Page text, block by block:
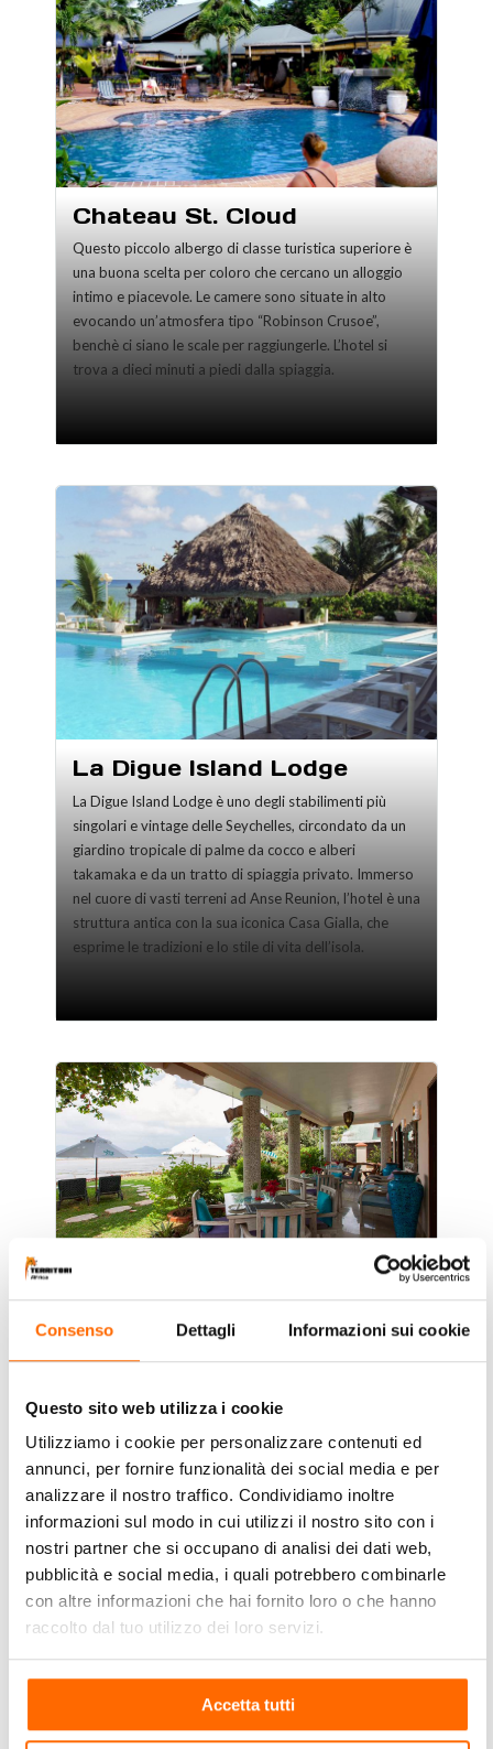
Consenso Dettagli Informazioni sui cookie
Questo sito web utilizza i cookie
Utilizziamo i cookie per personalizzare contenuti ed
annunci, per fornire funzionalità dei social media e per
analizzare il nostro traffico. Condividiamo inoltre
informazioni sul modo in cui utilizzi il nostro sito con i
nostri partner che si occupano di analisi dei dati web,
pubblicità e social media, i quali potrebbero combinarle
con altre informazioni che hai fornito loro o che hanno
raccolto dal tuo utilizzo dei loro servizi.
Accetta tutti
Chateau St. Cloud
Questo piccolo albergo di classe turistica superiore è
una buona scelta per coloro che cercano un alloggio
intimo e piacevole. Le camere sono situate in alto
evocando un’atmosfera tipo “Robinson Crusoe”,
benchè ci siano le scale per raggiungerle. L’hotel si
trova a dieci minuti a piedi dalla spiaggia.
La Digue Island Lodge
La Digue Island Lodge è uno degli stabilimenti più
singolari e vintage delle Seychelles, circondato da un
giardino tropicale di palme da cocco e alberi
takamaka e da un tratto di spiaggia privato. Immerso
nel cuore di vasti terreni ad Anse Reunion, l’hotel è una
struttura antica con la sua iconica Casa Gialla, che
esprime le tradizioni e lo stile di vita dell’isola.
Le Relax Beach House, vi offrirà alti standard di
comfort e di accoglienza. Questo piccolo hotel,
direttamente sulla spiaggia di Anse Reunion vi
permetterà di godervi un soggiorno in un’atmosfera
raffinata e lontana dal caos della città.